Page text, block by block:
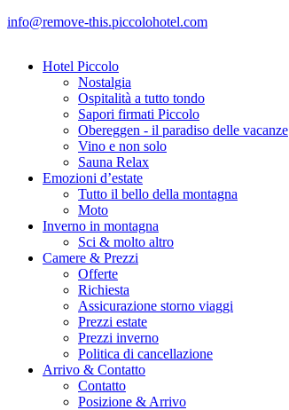
info@remove-this.piccolohotel.com
Hotel Piccolo
Nostalgia
Ospitalità a tutto tondo
Sapori firmati Piccolo
Obereggen - il paradiso delle vacanze
Vino e non solo
Sauna Relax
Emozioni d’estate
Tutto il bello della montagna
Moto
Inverno in montagna
Sci & molto altro
Camere & Prezzi
Offerte
Richiesta
Assicurazione storno viaggi
Prezzi estate
Prezzi inverno
Politica di cancellazione
Arrivo & Contatto
Contatto
Posizione & Arrivo